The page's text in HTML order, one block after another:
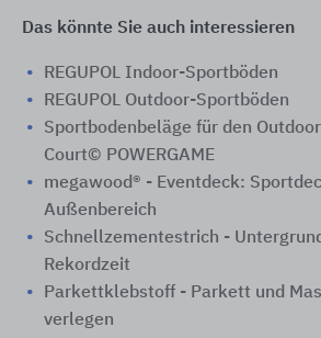
Das könnte Sie auch interessieren
REGUPOL Indoor-Sportböden
REGUPOL Outdoor-Sportböden
Sportbodenbeläge für den
Court© POWERGAME
megawood® - Eventdeck:
Außenbereich
Schnellzementestrich -
Rekordzeit
Parkettklebstoff - Parkett und
verlegen